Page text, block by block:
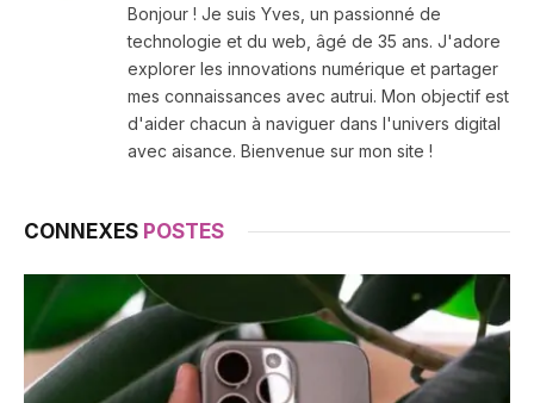
Bonjour ! Je suis Yves, un passionné de
technologie et du web, âgé de 35 ans. J'adore
explorer les innovations numérique et partager
mes connaissances avec autrui. Mon objectif est
d'aider chacun à naviguer dans l'univers digital
avec aisance. Bienvenue sur mon site !
CONNEXES POSTES